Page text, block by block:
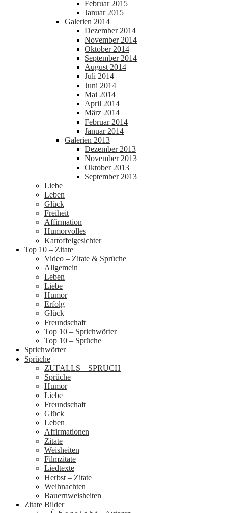
Februar 2015
Januar 2015
Galerien 2014
Dezember 2014
November 2014
Oktober 2014
September 2014
August 2014
Juli 2014
Juni 2014
Mai 2014
April 2014
März 2014
Februar 2014
Januar 2014
Galerien 2013
Dezember 2013
November 2013
Oktober 2013
September 2013
Liebe
Leben
Glück
Freiheit
Affirmation
Humorvolles
Kartoffelgesichter
Top 10 – Zitate
Video – Zitate & Sprüche
Allgemein
Leben
Liebe
Humor
Erfolg
Glück
Freundschaft
Top 10 – Sprichwörter
Top 10 – Sprüche
Sprichwörter
Sprüche
ZUFALLS – SPRUCH
Sprüche
Humor
Liebe
Freundschaft
Glück
Leben
Affirmationen
Zitate
Weisheiten
Filmzitate
Liedtexte
Herbst – Zitate
Weihnachten
Bauernweisheiten
Zitate Bilder